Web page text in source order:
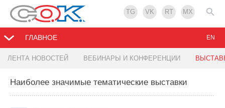
TG VK RT MX
ГЛАВНОЕ
ЛЕНТА НОВОСТЕЙ ВЕБИНАРЫ И КОНФЕРЕНЦИИ
EN
Наиболее значимые тематические выставки